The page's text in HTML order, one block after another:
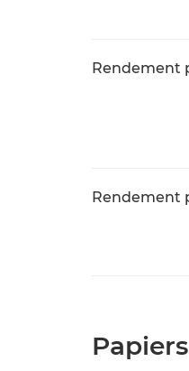
Rendement
Rendement